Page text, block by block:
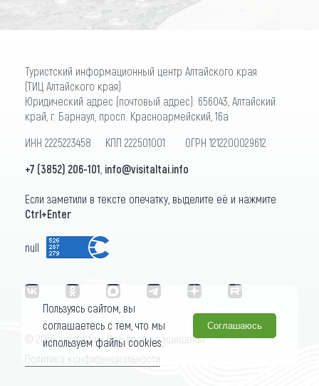
Туристский информационный центр Алтайского края
(ТИЦ Алтайского края)
Юридический адрес (почтовый адрес): 656043, Алтайский
край, г. Барнаул, просп. Красноармейский, 16а
ИНН 2225223458 КПП 222501001 ОГРН 1212200029612
+7 (3852) 206-101 info@visitaltai.info
Если заметили в тексте опечатку, выделите её и нажмите
Ctrl+Enter
null
© 2026 «visitaltai» Все права защищены.
Политика конфиденциальности
Пользуясь сайтом, вы
соглашаетесь с тем, что мы
используем файлы cookies.
Соглашаюсь